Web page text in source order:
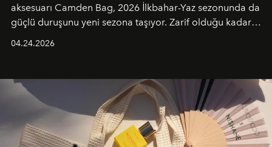
aksesuarı Camden Bag, 2026 İlkbahar-Yaz sezonunda da
güçlü duruşunu yeni sezona taşıyor. Zarif olduğu kadar
04.24.2026